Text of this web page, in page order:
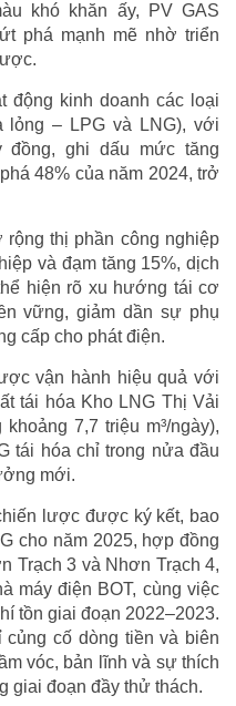
khó khăn ấy, PV GAS
phá mạnh mẽ nhờ triển
kinh doanh các loại
lỏng – LPG và LNG), với
đồng, ghi dấu mức tăng
48% của năm 2024, trở
thị phần công nghiệp
và đạm tăng 15%, dịch
hiện rõ xu hướng tái cơ
vững, giảm dần sự phụ
cấp cho phát điện.
vận hành hiệu quả với
tái hóa Kho LNG Thị Vải
7,7 triệu m³/ngày),
tái hóa chỉ trong nửa đầu
mới.
lược được ký kết, bao
cho năm 2025, hợp đồng
Trạch 3 và Nhơn Trạch 4,
máy điện BOT, cùng việc
tồn giai đoạn 2022–2023.
cố dòng tiền và biên
vóc, bản lĩnh và sự thích
giai đoạn đầy thử thách.